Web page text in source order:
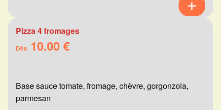
Pizza 4 fromages
Dès 10.00 €
Base sauce tomate, fromage, chèvre, gorgonzola,
parmesan